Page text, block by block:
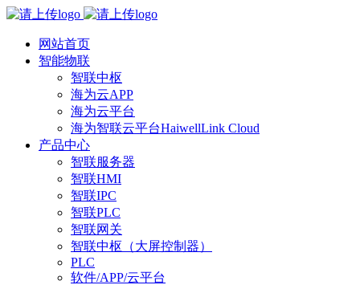
网站首页
智能物联
智联中枢
海为云APP
海为云平台
海为智联云平台HaiwellLink Cloud
产品中心
智联服务器
智联HMI
智联IPC
智联PLC
智联网关
智联中枢（大屏控制器）
PLC
软件/APP/云平台